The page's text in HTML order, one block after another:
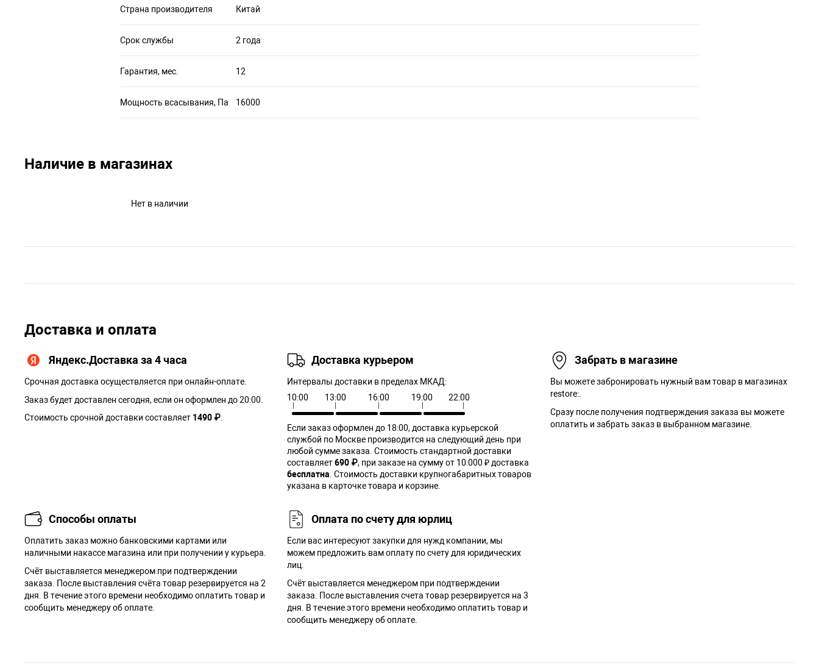
Страна производителя Китай
Срок службы 2 года
Гарантия, мес. 12
Мощность всасывания, Па 16000
Наличие в магазинах
Нет в наличии
Доставка и оплата
Яндекс.Доставка за 4 часа
Срочная доставка осуществляется при онлайн-оплате.
Заказ будет доставлен сегодня, если он оформлен до 20:00.
Стоимость срочной доставки составляет 1490 ₽
Доставка курьером
Интервалы доставки в пределах МКАД:
10:00
13:00 16:00 19:00 22:00
Если заказ оформлен до 18:00, доставка курьерской
службой по Москве производится на следующий день при
любой сумме заказа. Cтоимость стандартной доставки
составляет690 ₽, при заказе на сумму от 10 000 ₽ доставка
бесплатна . Стоимость доставки крупногабаритных товаров
указана в карточке товара и корзине.
Забрать в магазине
Вы можете забронировать нужный вам товар в магазинах
restore:.
Сразу после получения подтверждения заказа вы можете
оплатить и забрать заказ в выбранном магазине.
Способы оплаты
Оплатить заказ можно банковскими картами или
наличными накассе магазина или при получении у курьера.
Cчёт выставляется менеджером при подтверждении
заказа. После выставления счёта товар резервируется на 2
дня. В течение этого времени необходимо оплатить товар и
сообщить менеджеру об оплате.
Оплата по счету для юрлиц
Если вас интересуют закупки для нужд компании, мы
можем предложить вам оплату по счету для юридических
лиц.
Счёт выставляется менеджером при подтверждении
заказа. После выставления счета товар резервируется на 3
дня. В течение этого времени необходимо оплатить товар и
сообщить менеджеру об оплате.